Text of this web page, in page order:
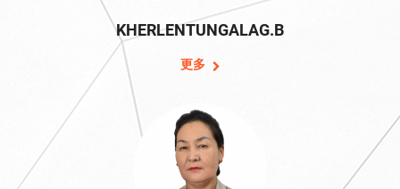
KHERLENTUNGALAG.B
更多